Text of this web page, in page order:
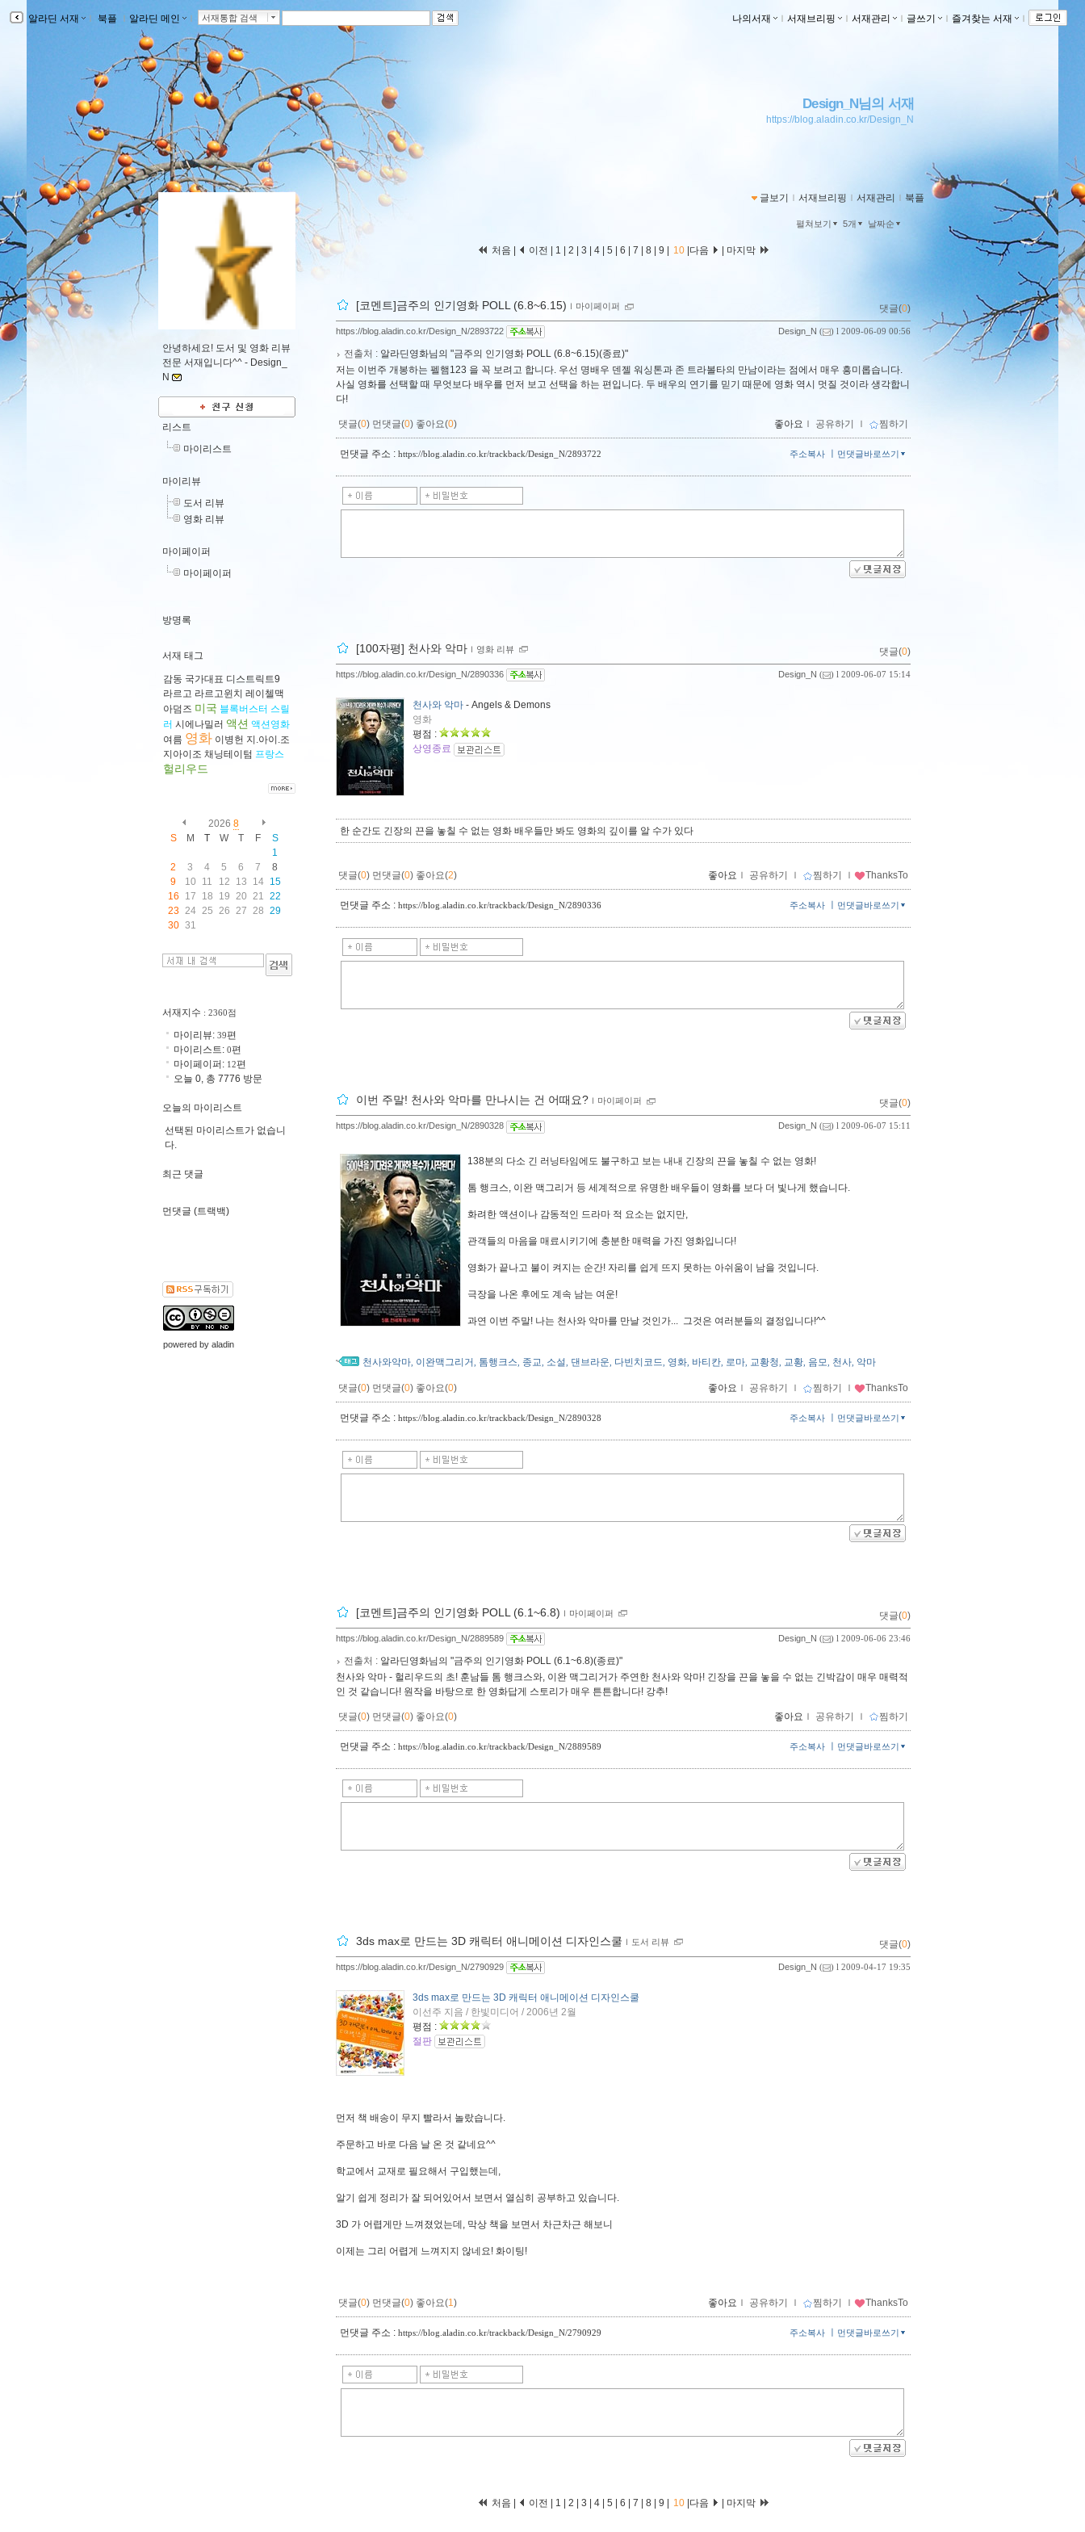
알라딘 서재 ｌ 북플 ｌ 알라딘 메인 ｌ 서재통합 검색 나의서재 ｌ 서재브리핑 ｌ 서재관리 ｌ 글쓰기 ｌ 즐겨찾는 서재 ｌ
Design_N님의 서재
https://blog.aladin.co.kr/Design_N
글보기 ｌ 서재브리핑 ｌ 서재관리 ｌ 북플
펼쳐보기 5개 날짜순
처음 이전 1 2 3 4 5 6 7 8 9 10 다음 마지막
[코멘트]금주의 인기영화 POLL (6.8~6.15) ｌ 마이페이퍼 댓글(0)
Design_N ( ) l 2009-06-09 00:56
https://blog.aladin.co.kr/Design_N/2893722
전출처 : 알라딘영화님의 "금주의 인기영화 POLL (6.8~6.15)(종료)"
저는 이번주 개봉하는 펠햄123 을 꼭 보려고 합니다. 우선 명배우 덴젤 워싱톤과 존 트라볼타의 만남이라는 점에서 매우 흥미롭습니다.
사실 영화를 선택할 때 무엇보다 배우를 먼저 보고 선택을 하는 편입니다. 두 배우의 연기를 믿기 때문에 영화 역시 멋질 것이라 생각합니
다!
댓글(0) 먼댓글(0) 좋아요(0) 좋아요 ｌ 공유하기 ｌ 찜하기
먼댓글 주소 : https://blog.aladin.co.kr/trackback/Design_N/2893722 먼댓글바로쓰기
주소복사 ㅣ
[100자평] 천사와 악마 ｌ 영화 리뷰 댓글(0)
Design_N ( ) l 2009-06-07 15:14
https://blog.aladin.co.kr/Design_N/2890336
천사와 악마 - Angels & Demons
영화
평점 :
상영종료
한 순간도 긴장의 끈을 놓칠 수 없는 영화 배우들만 봐도 영화의 깊이를 알 수가 있다
댓글(0) 먼댓글(0) 좋아요(2) 좋아요 ｌ 공유하기 ｌ 찜하기 ｌ ThanksTo
먼댓글 주소 : https://blog.aladin.co.kr/trackback/Design_N/2890336 먼댓글바로쓰기
주소복사
이번 주말! 천사와 악마를 만나시는 건 어때요? ｌ 마이페이퍼 댓글(0)
Design_N ( ) l 2009-06-07 15:11
https://blog.aladin.co.kr/Design_N/2890328
138분의 다소 긴 러닝타임에도 불구하고 보는 내내 긴장의 끈을 놓칠 수 없는 영화!
톰 행크스, 이완 맥그리거 등 세계적으로 유명한 배우들이 영화를 보다 더 빛나게 했습니다.
화려한 액션이나 감동적인 드라마 적 요소는 없지만,
관객들의 마음을 매료시키기에 충분한 매력을 가진 영화입니다!
영화가 끝나고 불이 켜지는 순간! 자리를 쉽게 뜨지 못하는 아쉬움이 남을 것입니다.
극장을 나온 후에도 계속 남는 여운!
과연 이번 주말! 나는 천사와 악마를 만날 것인가... 그것은 여러분들의 결정입니다!^^
천사와악마 이완맥그리거 톰행크스 종교 소설 댄브라운 다빈치코드 영화 바티칸 로마 교황청 교황 음모 천사 악마
댓글(0) 먼댓글(0) 좋아요(0) 좋아요 ｌ 공유하기 ｌ 찜하기 ｌ ThanksTo
먼댓글 주소 : https://blog.aladin.co.kr/trackback/Design_N/2890328 먼댓글바로쓰기
주소복사 ㅣ
[코멘트]금주의 인기영화 POLL (6.1~6.8) ｌ 마이페이퍼 댓글(0)
Design_N ( ) l 2009-06-06 23:46
https://blog.aladin.co.kr/Design_N/2889589
전출처 : 알라딘영화님의 "금주의 인기영화 POLL (6.1~6.8)(종료)"
천사와 악마 - 헐리우드의 초! 훈남들 톰 행크스와, 이완 맥그리거가 주연한 천사와 악마! 긴장을 끈을 놓을 수 없는 긴박감이 매우 매력적
인 것 같습니다! 원작을 바탕으로 한 영화답게 스토리가 매우 튼튼합니다! 강추!
댓글(0) 먼댓글(0) 좋아요(0) 좋아요 ｌ 공유하기 ｌ 찜하기
먼댓글 주소 : https://blog.aladin.co.kr/trackback/Design_N/2889589 먼댓글바로쓰기
주소복사 ㅣ
3ds max로 만드는 3D 캐릭터 애니메이션 디자인스쿨 ｌ 도서 리뷰 댓글(0)
Design_N ( ) l 2009-04-17 19:35
https://blog.aladin.co.kr/Design_N/2790929
3ds max로 만드는 3D 캐릭터 애니메이션 디자인스쿨
이선주 지음 / 한빛미디어 / 2006년 2월
평점 :
절판
먼저 책 배송이 무지 빨라서 놀랐습니다.
주문하고 바로 다음 날 온 것 같네요^^
학교에서 교재로 필요해서 구입했는데,
알기 쉽게 정리가 잘 되어있어서 보면서 열심히 공부하고 있습니다.
3D 가 어렵게만 느껴졌었는데, 막상 책을 보면서 차근차근 해보니
이제는 그리 어렵게 느껴지지 않네요! 화이팅!
댓글(0) 먼댓글(0) 좋아요(1) 좋아요 ｌ 공유하기 ｌ 찜하기 ｌ ThanksTo
먼댓글 주소 : https://blog.aladin.co.kr/trackback/Design_N/2790929 먼댓글바로쓰기
주소복사
처음 이전 1 2 3 4 5 6 7 8 9 10 다음 마지막
안녕하세요! 도서 및 영화 리뷰
전문 서재입니다^^ - Design_
N
리스트
마이리스트
마이리뷰
도서 리뷰
영화 리뷰
마이페이퍼
마이페이퍼
방명록
서재 태그
감동 국가대표 디스트릭트9
라르고 라르고윈치 레이첼맥
아덤즈 미국 블록버스터 스릴
러 시에나밀러 액션 액션영화
여름 영화 이병헌 지.아이.조
지아이조 채닝테이텀 프랑스
헐리우드
2026 8
S
M T W T F
S
1
2
3 4 5 6 7
8
9
10 11 12 13 14
15
16
17 18 19 20 21 22
23 24 25 26 27 28 29
30 31
서재지수 : 2360점
마이리뷰: 39편
마이리스트: 0편
마이페이퍼: 12편
오늘 0, 총 7776 방문
오늘의 마이리스트
선택된 마이리스트가 없습니
다.
최근 댓글
먼댓글 (트랙백)
powered by aladin